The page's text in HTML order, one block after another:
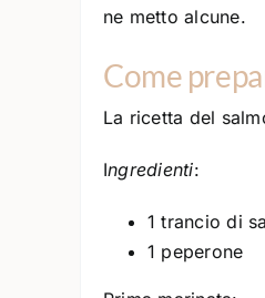
ne metto alcune.
Come
La ricetta del
Ingredienti:
1 trancio di
1 peperone